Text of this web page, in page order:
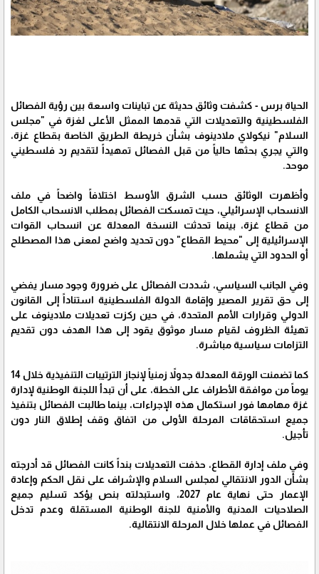
الحياة برس - كشفت وثائق حديثة عن تباينات واسعة بين رؤية الفصائل
الفلسطينية والتعديلات التي قدمها الممثل الأعلى لغزة في "مجلس
السلام" نيكولاي ملادينوف بشأن خريطة الطريق الخاصة بقطاع غزة،
والتي يجري بحثها حالياً من قبل الفصائل تمهيداً لتقديم رد فلسطيني
موحد.
وأظهرت الوثائق حسب الشرق الأوسط اختلافاً واضحاً في ملف
الانسحاب الإسرائيلي، حيث تمسكت الفصائل بمطلب الانسحاب الكامل
من قطاع غزة، بينما تحدثت النسخة المعدلة عن انسحاب القوات
الإسرائيلية إلى "محيط القطاع" دون تحديد واضح لمعنى هذا المصطلح
أو الحدود التي يشملها.
وفي الجانب السياسي، شددت الفصائل على ضرورة وجود مسار يفضي
إلى حق تقرير المصير وإقامة الدولة الفلسطينية استناداً إلى القانون
الدولي وقرارات الأمم المتحدة، في حين ركزت تعديلات ملادينوف على
تهيئة الظروف لقيام مسار موثوق يقود إلى هذا الهدف دون تقديم
التزامات سياسية مباشرة.
كما تضمنت الورقة المعدلة جدولاً زمنياً لإنجاز الترتيبات التنفيذية خلال 14
يوماً من موافقة الأطراف على الخطة، على أن تبدأ اللجنة الوطنية لإدارة
غزة مهامها فور استكمال هذه الإجراءات، بينما طالبت الفصائل بتنفيذ
جميع استحقاقات المرحلة الأولى من اتفاق وقف إطلاق النار دون
تأجيل.
وفي ملف إدارة القطاع، حذفت التعديلات بنداً كانت الفصائل قد أدرجته
بشأن الدور الانتقالي لمجلس السلام والإشراف على نقل الحكم وإعادة
الإعمار حتى نهاية عام 2027، واستبدلته بنص يؤكد تسليم جميع
الصلاحيات المدنية والأمنية للجنة الوطنية المستقلة وعدم تدخل
الفصائل في عملها خلال المرحلة الانتقالية.